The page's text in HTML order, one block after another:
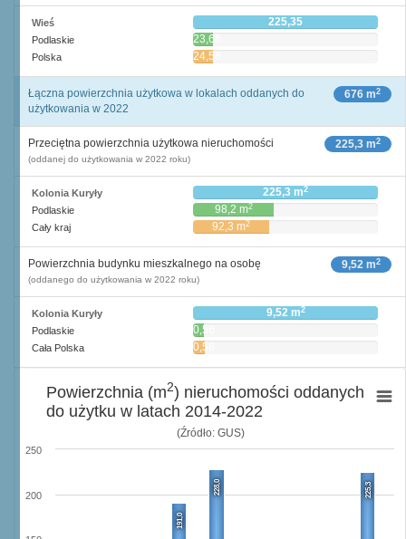
Wieś 225,35
Podlaskie 23,68
Polska 24,56
676 m2
Łączna powierzchnia użytkowa w lokalach oddanych do
użytkowania w 2022
225,3 m2
Przeciętna powierzchnia użytkowa nieruchomości
(oddanej do użytkowania w 2022 roku)
Kolonia Kuryły 225,3 m2
Podlaskie 98,2 m2
Cały kraj 92,3 m2
9,52 m2
Powierzchnia budynku mieszkalnego na osobę
(oddanego do użytkowania w 2022 roku)
Kolonia Kuryły 9,52 m2
Podlaskie
0,56
m2
Cała Polska
0,58
(Źródło: GUS)
191,0
228,0 225,3
200
250
Powierzchnia (m2) nieruchomości oddanych
do użytku w latach 2014-2022